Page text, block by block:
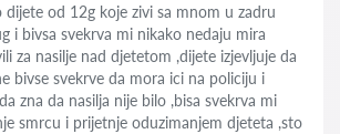
dijete od 12g koje zivi sa mnom u zadru
i bivsa svekrva mi nikako nedaju mira
za nasilje nad djetetom ,dijete izjevljuje da
bivse svekrve da mora ici na policiju i
zna da nasilja nije bilo ,bisa svekrva mi
smrcu i prijetnje oduzimanjem djeteta ,sto